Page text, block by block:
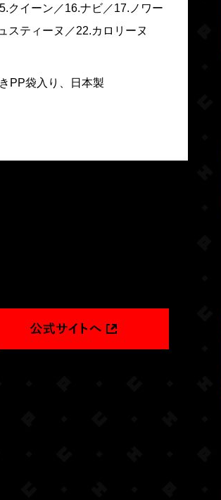
クイーン／16.ナビ／17.ノワー
スティーヌ／22.カロリーヌ
PP袋入り、日本製